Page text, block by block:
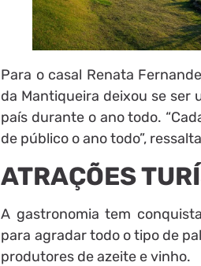
Para o casal Renata
da Mantiqueira deixou se ser
país durante o ano todo.
de público o ano todo”,
ATRAÇÕES
A gastronomia tem
para agradar todo o tipo de
produtores de azeite e vinho.